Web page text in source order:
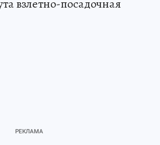
взлетно-посадочная